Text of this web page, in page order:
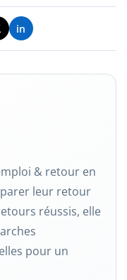
in
& retour en
leur retour
réussis, elle
pour un